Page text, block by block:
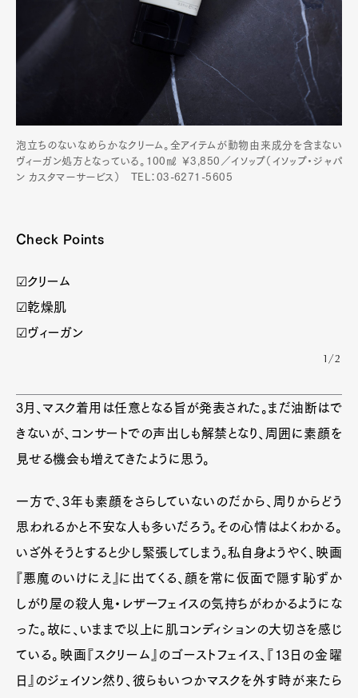
泡立ちのないなめらかなクリーム。全アイテムが動物由来成分を含まない
ヴィーガン処方となっている。100㎖ ￥3,850／イソップ（イソップ・ジャパ
ン カスタマーサービス） TEL：03-6271-5605
Check Points
☑クリーム
☑乾燥肌
☑ヴィーガン
1/2
3月、マスク着用は任意となる旨が発表された。まだ油断はで
きないが、コンサートでの声出しも解禁となり、周囲に素顔を
見せる機会も増えてきたように思う。
一方で、3年も素顔をさらしていないのだから、周りからどう
思われるかと不安な人も多いだろう。その心情はよくわかる。
いざ外そうとすると少し緊張してしまう。私自身ようやく、映画
『悪魔のいけにえ』に出てくる、顔を常に仮面で隠す恥ずか
しがり屋の殺人鬼・レザーフェイスの気持ちがわかるようにな
った。故に、いままで以上に肌コンディションの大切さを感じ
ている。映画『スクリーム』のゴーストフェイス、『13日の金曜
日』のジェイソン然り、彼らもいつかマスクを外す時が来たら